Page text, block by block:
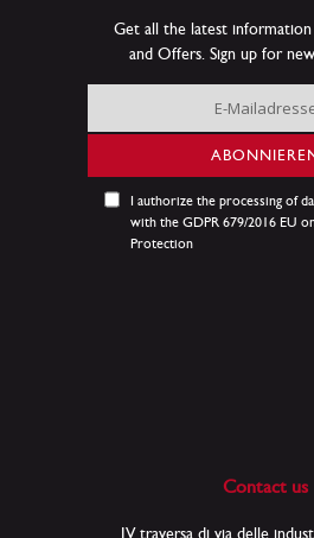
Get all the latest information
and Offers. Sign up for
Melden
Sie
sich
unseren
I authorize the processing of
with the GDPR 679/2016 EU
Protection
Contact us
IV traversa di via delle